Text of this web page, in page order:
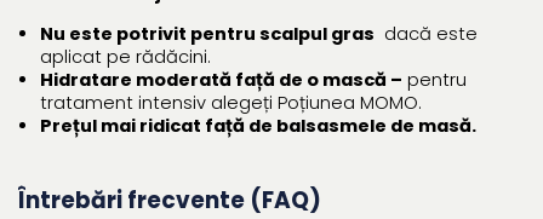
Nu este potrivit pentru scalpul gras dacă este
aplicat pe rădăcini.
Hidratare moderată față de o mască – pentru
tratament intensiv alegeți Poțiunea MOMO.
Prețul mai ridicat față de balsasmele de masă.
Întrebări frecvente (FAQ)